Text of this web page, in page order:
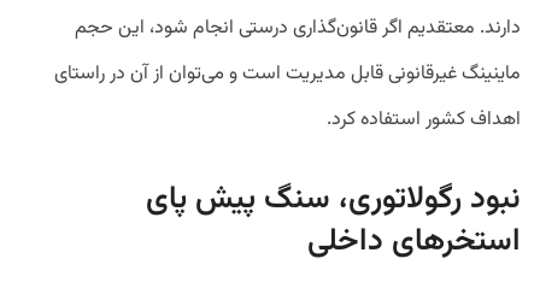
دارند. معتقدیم اگر قانون‌گذاری درستی انجام شود، این حجم
ماینینگ غیرقانونی قابل مدیریت است و می‌توان از آن در راستای
اهداف کشور استفاده کرد.
نبود رگولاتوری، سنگ پیش پای
استخرهای داخلی